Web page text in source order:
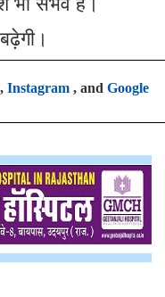
Instagram, and Google